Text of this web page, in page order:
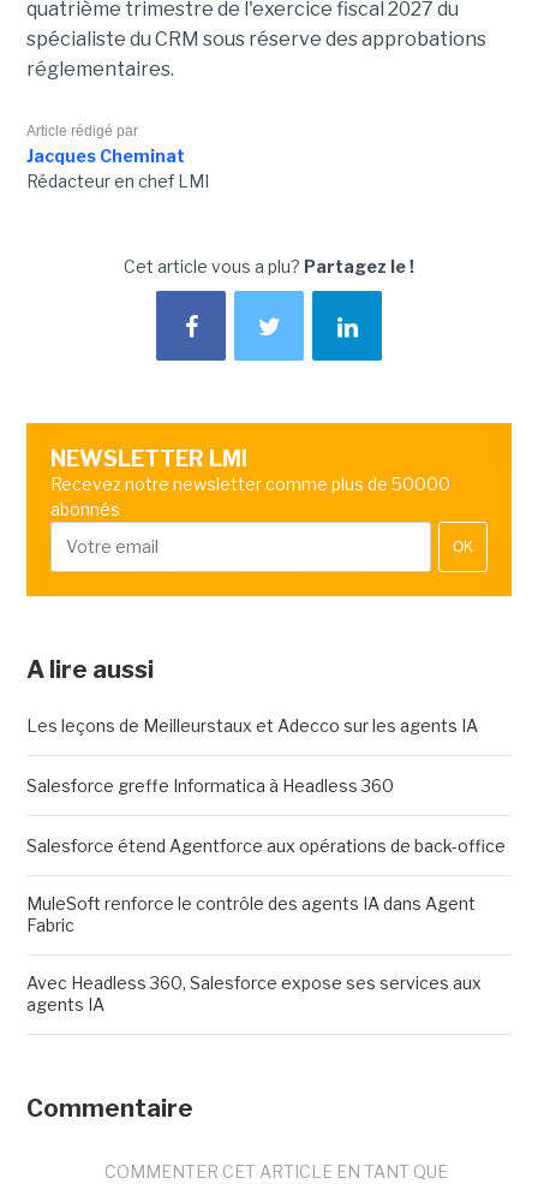
quatrième trimestre de l'exercice fiscal 2027 du
spécialiste du CRM sous réserve des approbations
réglementaires.
Article rédigé par
Jacques Cheminat
Rédacteur en chef LMI
Cet article vous a plu? Partagez le !
NEWSLETTER LMI
Recevez notre newsletter comme plus de 50000
abonnés
OK
A lire aussi
Les leçons de Meilleurstaux et Adecco sur les agents IA
Salesforce greffe Informatica à Headless 360
Salesforce étend Agentforce aux opérations de back-office
MuleSoft renforce le contrôle des agents IA dans Agent
Fabric
Avec Headless 360, Salesforce expose ses services aux
agents IA
Commentaire
COMMENTER CET ARTICLE EN TANT QUE